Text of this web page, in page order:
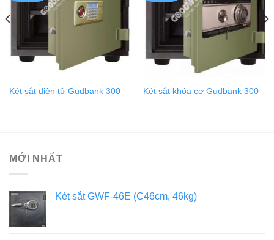
Két sắt điện tử Gudbank 300 Két sắt khóa cơ Gudbank 300
MỚI NHẤT
Két sắt GWF-46E (C46cm, 46kg)